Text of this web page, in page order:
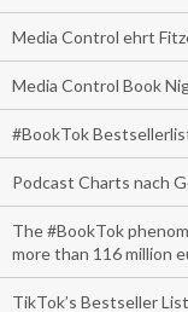
Media Control ehrt
Media Control Book
#BookTok
Podcast Charts nach
The #BookTok
more than 116 million
TikTok’s Bestseller